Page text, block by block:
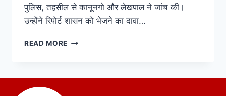
पुलिस, तहसील से कानूनगो और लेखपाल ने जांच की।
उन्होंने रिपोर्ट शासन को भेजने का दावा…
READ MORE